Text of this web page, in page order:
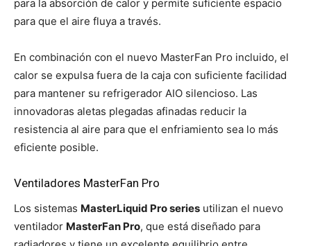
para la absorción de calor y permite suficiente espacio
para que el aire fluya a través.
En combinación con el nuevo MasterFan Pro incluido, el
calor se expulsa fuera de la caja con suficiente facilidad
para mantener su refrigerador AIO silencioso. Las
innovadoras aletas plegadas afinadas reducir la
resistencia al aire para que el enfriamiento sea lo más
eficiente posible.
Ventiladores MasterFan Pro
Los sistemas MasterLiquid Pro series utilizan el nuevo
ventilador MasterFan Pro, que está diseñado para